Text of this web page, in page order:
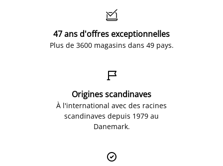

47 ans d'offres exceptionnelles
Plus de 3600 magasins dans 49 pays.

Origines scandinaves
À l'international avec des racines
scandinaves depuis 1979 au
Danemark.
